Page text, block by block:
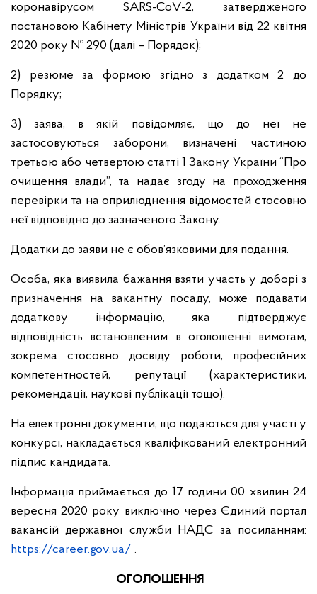
коронавірусом SARS-CоV-2, затвердженого
постановою Кабінету Міністрів України від 22 квітня
2020 року № 290 (далі – Порядок);
2) резюме за формою згідно з додатком 2 до
Порядку;
3) заява, в якій повідомляє, що до неї не
застосовуються заборони, визначені частиною
третьою або четвертою статті 1 Закону України “Про
очищення влади”, та надає згоду на проходження
перевірки та на оприлюднення відомостей стосовно
неї відповідно до зазначеного Закону.
Додатки до заяви не є обов’язковими для подання.
Особа, яка виявила бажання взяти участь у доборі з
призначення на вакантну посаду, може подавати
додаткову інформацію, яка підтверджує
відповідність встановленим в оголошенні вимогам,
зокрема стосовно досвіду роботи, професійних
компетентностей, репутації (характеристики,
рекомендації, наукові публікації тощо).
На електронні документи, що подаються для участі у
конкурсі, накладається кваліфікований електронний
підпис кандидата.
Інформація приймається до 17 години 00 хвилин 24
вересня 2020 року виключно через Єдиний портал
вакансій державної служби НАДС за посиланням:
https://career.gov.ua/ .
ОГОЛОШЕННЯ